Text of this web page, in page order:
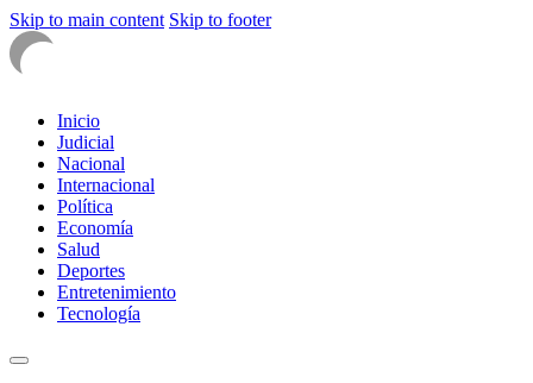
Skip to main content Skip to footer
Inicio
Judicial
Nacional
Internacional
Política
Economía
Salud
Deportes
Entretenimiento
Tecnología